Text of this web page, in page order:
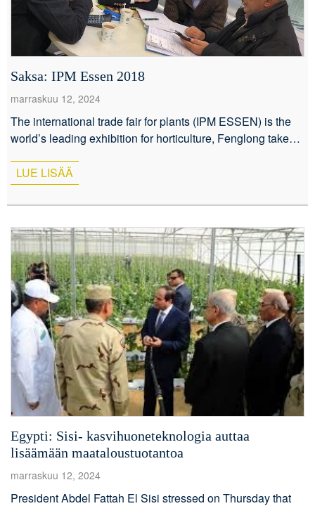
Saksa: IPM Essen 2018
marraskuu 12, 2024
The international trade fair for plants (IPM ESSEN) is the
world’s leading exhibition for horticulture, Fenglong takes
is 8A53-4 and 8A53-5. We are always amazed at how IPM
ESSEN improves every year and how the degree of
professionalism continues to increase. The year of […]
LUE LISÄÄ
Egypti: Sisi- kasvihuoneteknologia auttaa
lisäämään maataloustuotantoa
marraskuu 12, 2024
President Abdel Fattah El Sisi stressed on Thursday that